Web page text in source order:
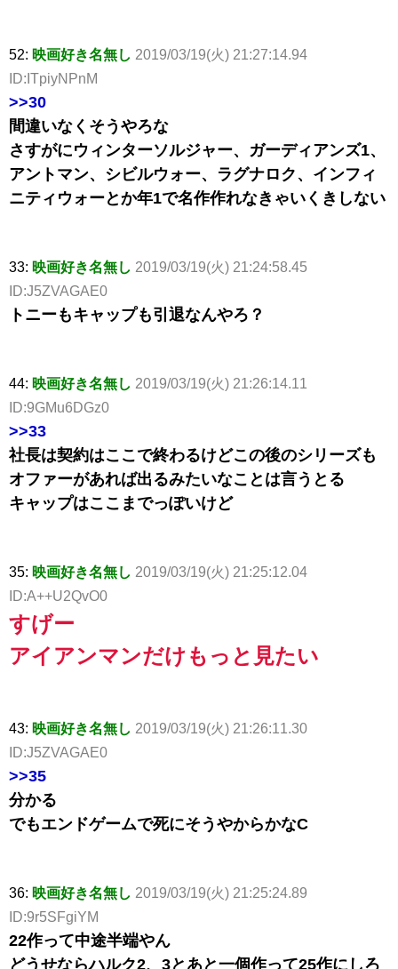
52: 映画好き名無し 2019/03/19(火) 21:27:14.94
ID:ITpiyNPnM
>>30
間違いなくそうやろな
さすがにウィンターソルジャー、ガーディアンズ1、
アントマン、シビルウォー、ラグナロク、インフィ
ニティウォーとか年1で名作作れなきゃいくきしない
33: 映画好き名無し 2019/03/19(火) 21:24:58.45
ID:J5ZVAGAE0
トニーもキャップも引退なんやろ？
44: 映画好き名無し 2019/03/19(火) 21:26:14.11
ID:9GMu6DGz0
>>33
社長は契約はここで終わるけどこの後のシリーズも
オファーがあれば出るみたいなことは言うとる
キャップはここまでっぽいけど
35: 映画好き名無し 2019/03/19(火) 21:25:12.04
ID:A++U2QvO0
すげー
アイアンマンだけもっと見たい
43: 映画好き名無し 2019/03/19(火) 21:26:11.30
ID:J5ZVAGAE0
>>35
分かる
でもエンドゲームで死にそうやからかなC
36: 映画好き名無し 2019/03/19(火) 21:25:24.89
ID:9r5SFgiYM
22作って中途半端やん
どうせならハルク2、3とあと一個作って25作にしろ